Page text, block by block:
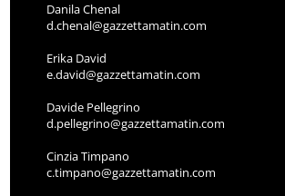
Danila Chenal
d.chenal@gazzettamatin.com
Erika David
e.david@gazzettamatin.com
Davide Pellegrino
d.pellegrino@gazzettamatin.com
Cinzia Timpano
c.timpano@gazzettamatin.com